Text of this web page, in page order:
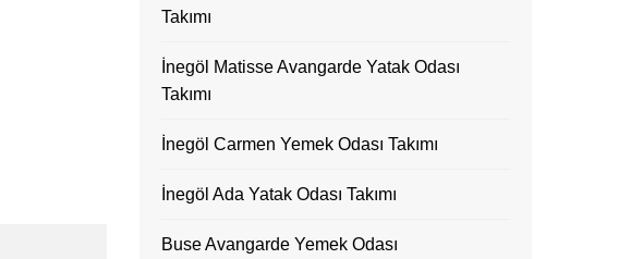
Takımı
İnegöl Matisse Avangarde Yatak Odası
Takımı
İnegöl Carmen Yemek Odası Takımı
İnegöl Ada Yatak Odası Takımı
Buse Avangarde Yemek Odası